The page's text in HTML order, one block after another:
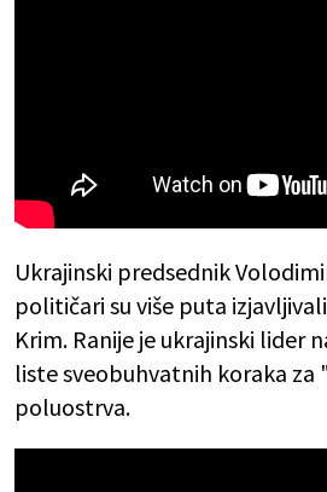
Ukrajinski predsednik
političari su više puta
Krim. Ranije je ukrajinski lider
liste sveobuhvatnih koraka za
poluostrva.